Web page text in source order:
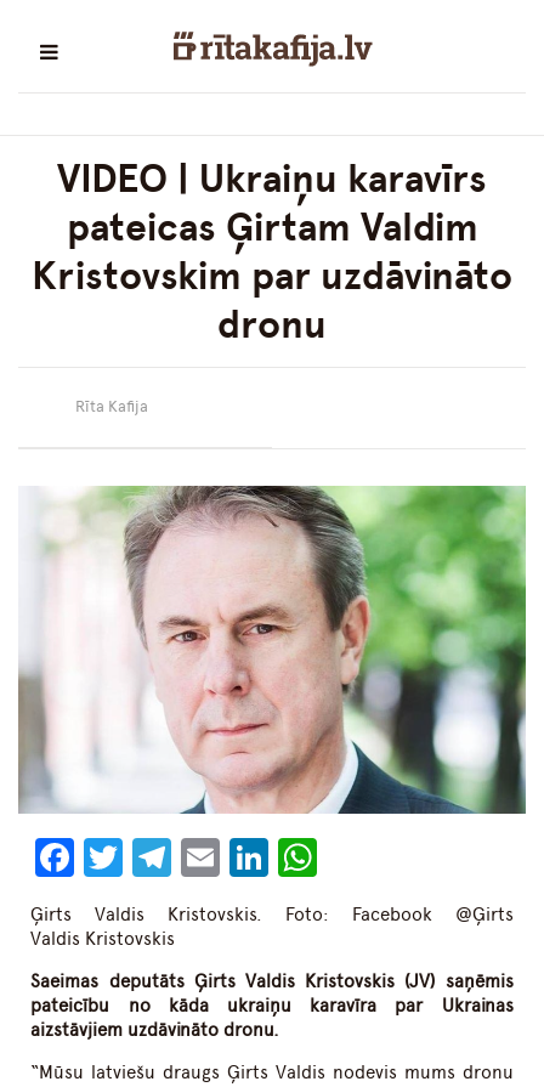
VIDEO | Ukraiņu karavīrs
pateicas Ģirtam Valdim
Kristovskim par uzdāvināto
dronu
Rīta Kafija
Facebook
Twitter
Telegram
EmailLinkedIn
Ģirts Valdis Kristovskis. Foto: Facebook @Ģirts
Valdis Kristovskis
Saeimas deputāts Ģirts Valdis Kristovskis (JV) saņēmis
pateicību no kāda ukraiņu karavīra par Ukrainas
aizstāvjiem uzdāvināto dronu.
“Mūsu latviešu draugs Ģirts Valdis nodevis mums dronu